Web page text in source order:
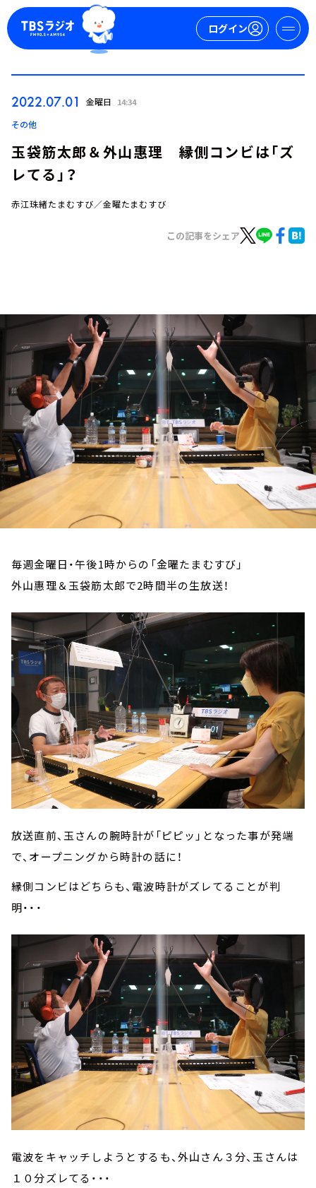
ログイン
お知らせ
イベント・グッズ
YouTube
会社情報
2022.07.01 金曜日 14:34
その他
玉袋筋太郎＆外山惠理 縁側コンビは「ズ
レてる」？
赤江珠緒たまむすび／金曜たまむすび
この記事をシェア
毎週金曜日・午後1時からの「金曜たまむすび」
外山惠理＆玉袋筋太郎で2時間半の生放送！
放送直前、玉さんの腕時計が「ピピッ」となった事が発端
で、オープニングから時計の話に！
縁側コンビはどちらも、電波時計がズレてることが判
明・・・
電波をキャッチしようとするも、外山さん３分、玉さんは
１０分ズレてる・・・